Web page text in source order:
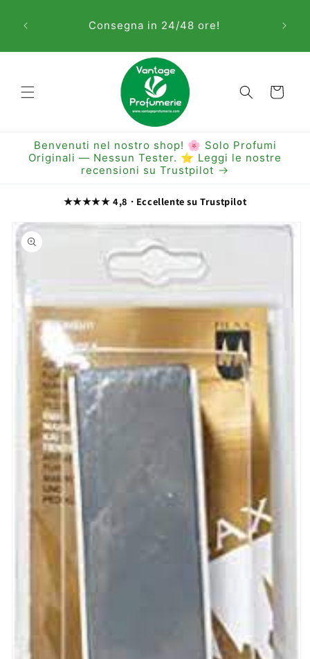
ai contenuti
Consegna in 24/48 ore!
Carrello
Benvenuti nel nostro shop! 🌸 Solo Profumi
Originali — Nessun Tester. ⭐ Leggi le nostre
recensioni su Trustpilot
★★★★★ 4,8 · Eccellente su Trustpilot
Passa alle
informazioni
sul prodotto